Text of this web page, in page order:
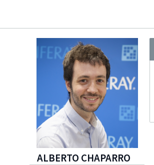
ALBERTO CHAPARRO